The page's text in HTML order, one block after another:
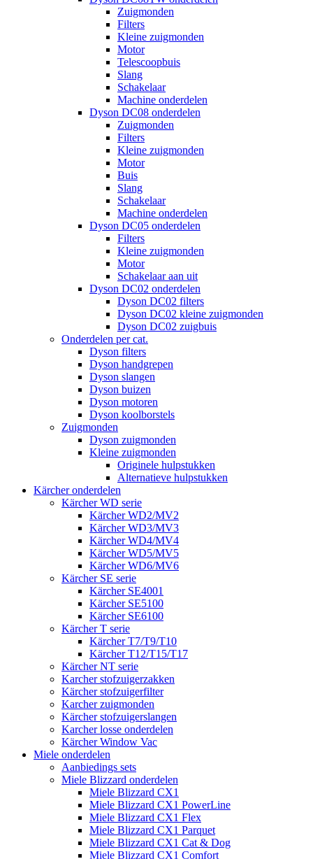
Zuigmonden
Filters
Kleine zuigmonden
Motor
Telescoopbuis
Slang
Schakelaar
Machine onderdelen
Dyson DC08 onderdelen
Zuigmonden
Filters
Kleine zuigmonden
Motor
Buis
Slang
Schakelaar
Machine onderdelen
Dyson DC05 onderdelen
Filters
Kleine zuigmonden
Motor
Schakelaar aan uit
Dyson DC02 onderdelen
Dyson DC02 filters
Dyson DC02 kleine zuigmonden
Dyson DC02 zuigbuis
Onderdelen per cat.
Dyson filters
Dyson handgrepen
Dyson slangen
Dyson buizen
Dyson motoren
Dyson koolborstels
Zuigmonden
Dyson zuigmonden
Kleine zuigmonden
Originele hulpstukken
Alternatieve hulpstukken
Kärcher onderdelen
Kärcher WD serie
Kärcher WD2/MV2
Kärcher WD3/MV3
Kärcher WD4/MV4
Kärcher WD5/MV5
Kärcher WD6/MV6
Kärcher SE serie
Kärcher SE4001
Kärcher SE5100
Kärcher SE6100
Kärcher T serie
Kärcher T7/T9/T10
Kärcher T12/T15/T17
Kärcher NT serie
Karcher stofzuigerzakken
Kärcher stofzuigerfilter
Karcher zuigmonden
Kärcher stofzuigerslangen
Karcher losse onderdelen
Kärcher Window Vac
Miele onderdelen
Aanbiedings sets
Miele Blizzard onderdelen
Miele Blizzard CX1
Miele Blizzard CX1 PowerLine
Miele Blizzard CX1 Flex
Miele Blizzard CX1 Parquet
Miele Blizzard CX1 Cat & Dog
Miele Blizzard CX1 Comfort